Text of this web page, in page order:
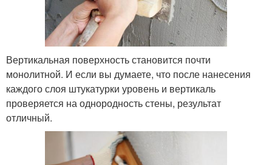
Вертикальная поверхность становится почти
монолитной. И если вы думаете, что после нанесения
каждого слоя штукатурки уровень и вертикаль
проверяется на однородность стены, результат
отличный.